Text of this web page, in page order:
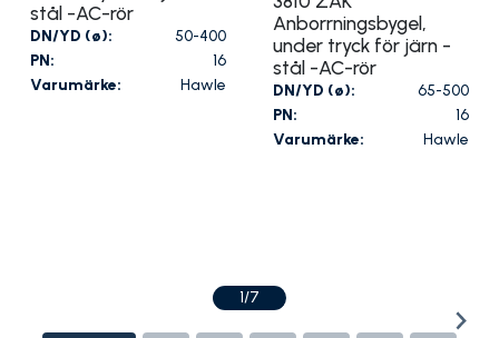
stål -AC-rör
DN/YD (ø):
50-400
PN:
16
Varumärke:
Hawle
Anborrningsbygel,
under tryck för järn -
stål -AC-rör
DN/YD (ø):
65-500
PN:
16
Varumärke:
Hawle
1/7